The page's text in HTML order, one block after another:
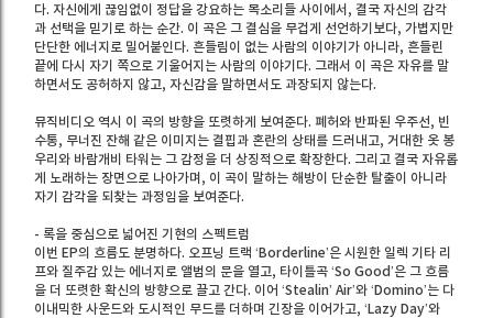
다. 자신에게 끊임없이 정답을 강요하는 목소리들 사이에서, 결국 자신의 감각
과 선택을 믿기로 하는 순간. 이 곡은 그 결심을 무겁게 선언하기보다, 가볍지만
단단한 에너지로 밀어붙인다. 흔들림이 없는 사람의 이야기가 아니라, 흔들린
끝에 다시 자기 쪽으로 기울어지는 사람의 이야기다. 그래서 이 곡은 자유를 말
하면서도 공허하지 않고, 자신감을 말하면서도 과장되지 않는다.
뮤직비디오 역시 이 곡의 방향을 또렷하게 보여준다. 폐허와 반파된 우주선, 빈
수통, 무너진 잔해 같은 이미지는 결핍과 혼란의 상태를 드러내고, 거대한 옷 봉
우리와 바람개비 타워는 그 감정을 더 상징적으로 확장한다. 그리고 결국 자유롭
게 노래하는 장면으로 나아가며, 이 곡이 말하는 해방이 단순한 탈출이 아니라
자기 감각을 되찾는 과정임을 보여준다.
- 록을 중심으로 넓어진 기현의 스펙트럼
이번 EP의 흐름도 분명하다. 오프닝 트랙 ‘Borderline’은 시원한 일렉 기타 리
프와 질주감 있는 에너지로 앨범의 문을 열고, 타이틀곡 ‘So Good’은 그 흐름
을 더 또렷한 확신의 방향으로 끌고 간다. 이어 ‘Stealin’ Air’와 ‘Domino’는 다
이내믹한 사운드와 도시적인 무드를 더하며 긴장을 이어가고, ‘Lazy Day’와